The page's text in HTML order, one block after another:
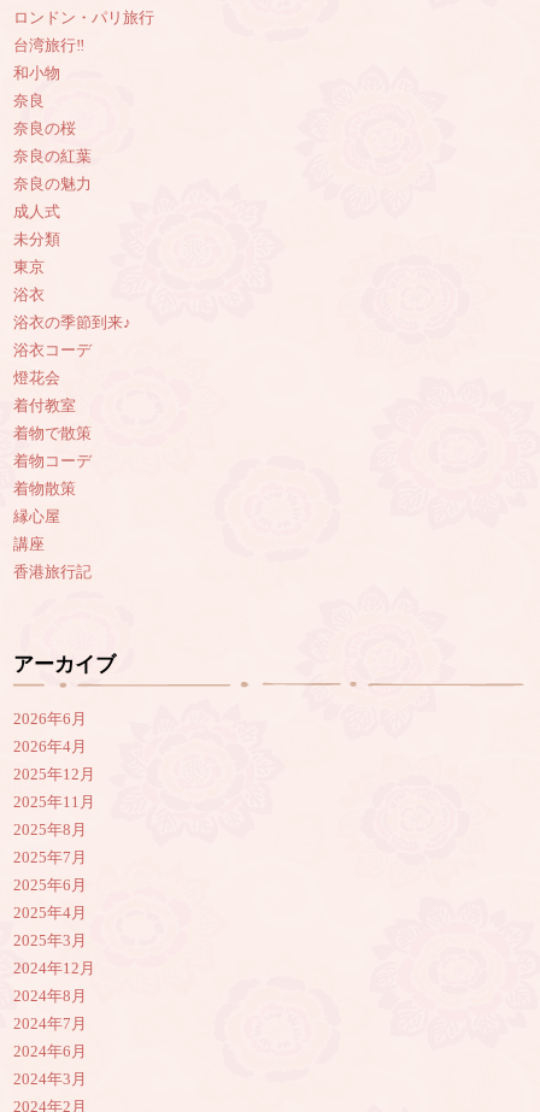
ロンドン・パリ旅行
台湾旅行‼︎
和小物
奈良
奈良の桜
奈良の紅葉
奈良の魅力
成人式
未分類
東京
浴衣
浴衣の季節到来♪
浴衣コーデ
燈花会
着付教室
着物で散策
着物コーデ
着物散策
縁心屋
講座
香港旅行記
アーカイブ
2026年6月
2026年4月
2025年12月
2025年11月
2025年8月
2025年7月
2025年6月
2025年4月
2025年3月
2024年12月
2024年8月
2024年7月
2024年6月
2024年3月
2024年2月